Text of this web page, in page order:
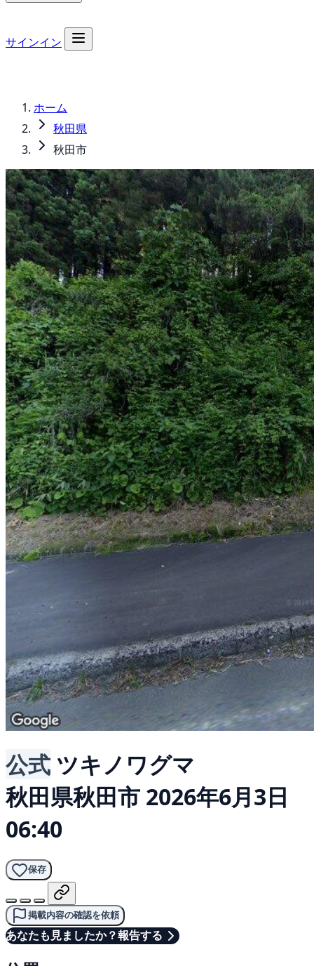
サインイン
ホーム
秋田県
秋田市
公式 ツキノワグマ
秋田県秋田市 2026年6月3日
06:40
保存
掲載内容の確認を依頼
あなたも見ましたか？報告する